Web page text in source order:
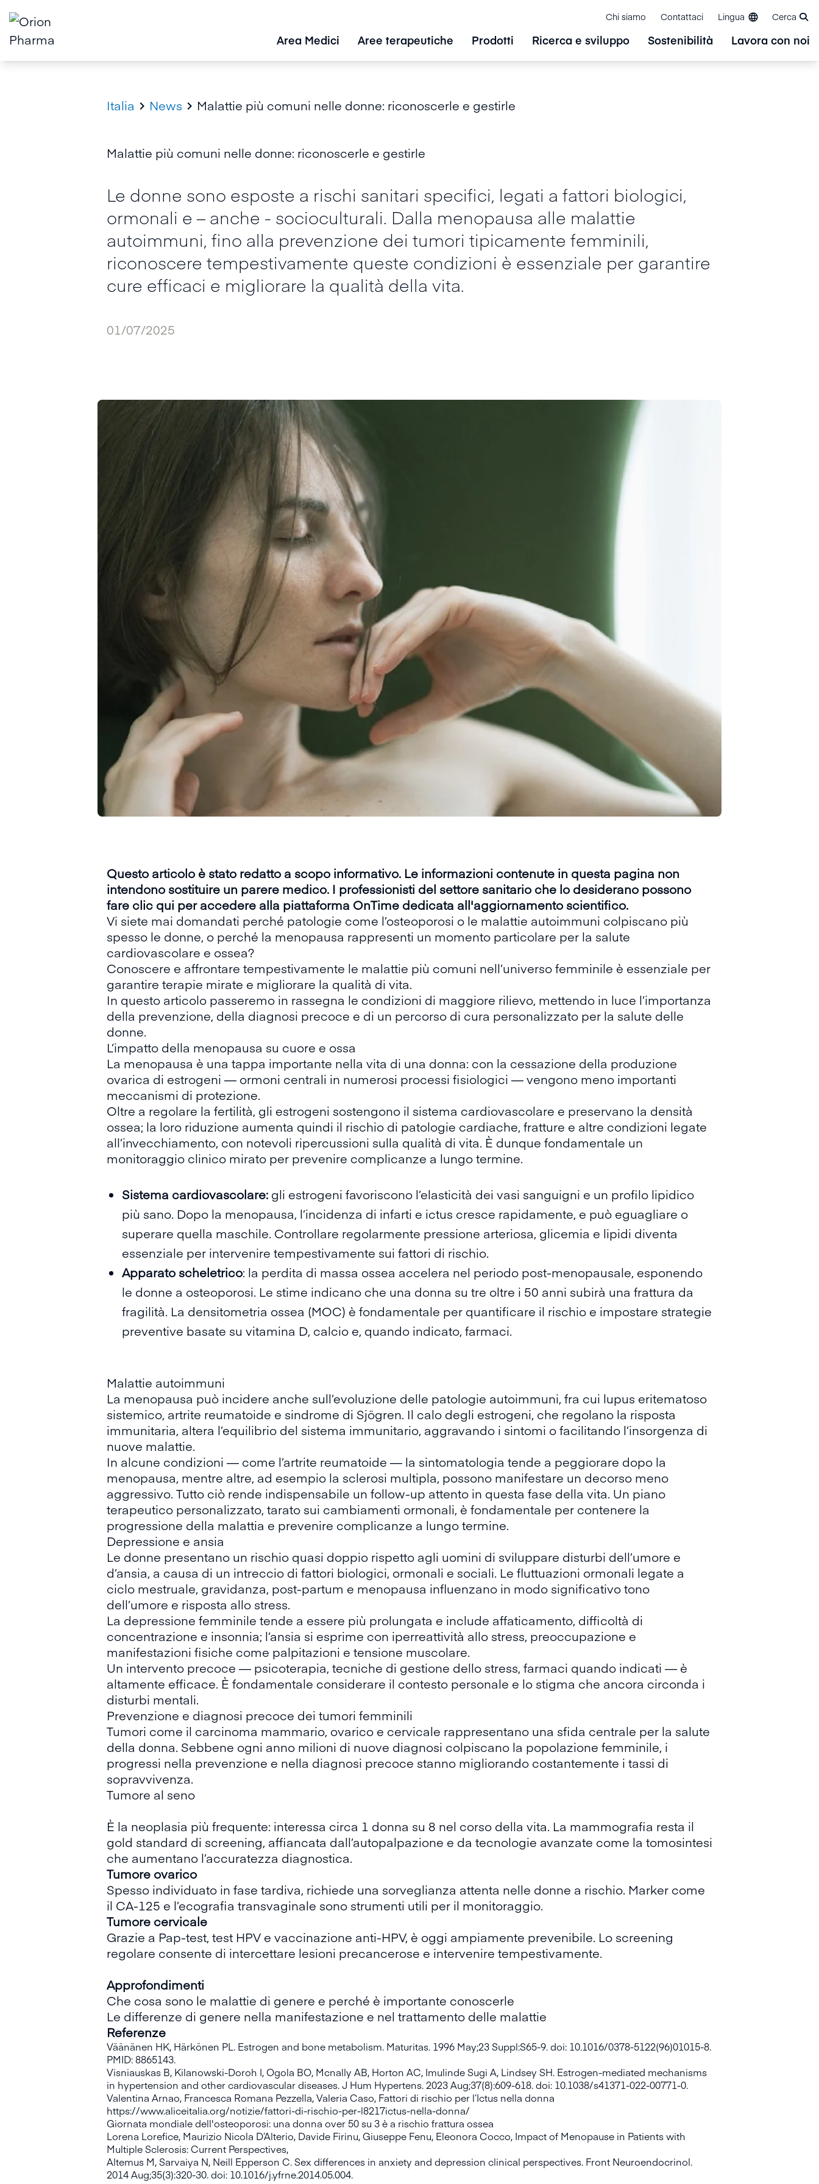
Chi siamo Contattaci Lingua Cerca
Area Medici Aree terapeutiche Prodotti Ricerca e sviluppo Sostenibilità Lavora con noi
Italia  News  Malattie più comuni nelle donne: riconoscerle e gestirle
Malattie più comuni nelle donne: riconoscerle e gestirle
Le donne sono esposte a rischi sanitari specifici, legati a fattori biologici,
ormonali e – anche - socioculturali. Dalla menopausa alle malattie
autoimmuni, fino alla prevenzione dei tumori tipicamente femminili,
riconoscere tempestivamente queste condizioni è essenziale per garantire
cure efficaci e migliorare la qualità della vita.
01/07/2025
Questo articolo è stato redatto a scopo informativo. Le informazioni contenute in questa pagina non
intendono sostituire un parere medico. I professionisti del settore sanitario che lo desiderano possono
fare clic qui per accedere alla piattaforma OnTime dedicata all'aggiornamento scientifico.
Vi siete mai domandati perché patologie come l’osteoporosi o le malattie autoimmuni colpiscano più
spesso le donne, o perché la menopausa rappresenti un momento particolare per la salute
cardiovascolare e ossea?
Conoscere e affrontare tempestivamente le malattie più comuni nell’universo femminile è essenziale per
garantire terapie mirate e migliorare la qualità di vita.
In questo articolo passeremo in rassegna le condizioni di maggiore rilievo, mettendo in luce l’importanza
della prevenzione, della diagnosi precoce e di un percorso di cura personalizzato per la salute delle
donne.
L’impatto della menopausa su cuore e ossa
La menopausa è una tappa importante nella vita di una donna: con la cessazione della produzione
ovarica di estrogeni — ormoni centrali in numerosi processi fisiologici — vengono meno importanti
meccanismi di protezione.
Oltre a regolare la fertilità, gli estrogeni sostengono il sistema cardiovascolare e preservano la densità
ossea; la loro riduzione aumenta quindi il rischio di patologie cardiache, fratture e altre condizioni legate
all’invecchiamento, con notevoli ripercussioni sulla qualità di vita. È dunque fondamentale un
monitoraggio clinico mirato per prevenire complicanze a lungo termine.
Sistema cardiovascolare: gli estrogeni favoriscono l’elasticità dei vasi sanguigni e un profilo lipidico
più sano. Dopo la menopausa, l’incidenza di infarti e ictus cresce rapidamente, e può eguagliare o
superare quella maschile. Controllare regolarmente pressione arteriosa, glicemia e lipidi diventa
essenziale per intervenire tempestivamente sui fattori di rischio.
Apparato scheletrico: la perdita di massa ossea accelera nel periodo post-menopausale, esponendo
le donne a osteoporosi. Le stime indicano che una donna su tre oltre i 50 anni subirà una frattura da
fragilità. La densitometria ossea (MOC) è fondamentale per quantificare il rischio e impostare strategie
preventive basate su vitamina D, calcio e, quando indicato, farmaci.
Malattie autoimmuni
La menopausa può incidere anche sull’evoluzione delle patologie autoimmuni, fra cui lupus eritematoso
sistemico, artrite reumatoide e sindrome di Sjögren. Il calo degli estrogeni, che regolano la risposta
immunitaria, altera l’equilibrio del sistema immunitario, aggravando i sintomi o facilitando l’insorgenza di
nuove malattie.
In alcune condizioni — come l’artrite reumatoide — la sintomatologia tende a peggiorare dopo la
menopausa, mentre altre, ad esempio la sclerosi multipla, possono manifestare un decorso meno
aggressivo. Tutto ciò rende indispensabile un follow-up attento in questa fase della vita. Un piano
terapeutico personalizzato, tarato sui cambiamenti ormonali, è fondamentale per contenere la
progressione della malattia e prevenire complicanze a lungo termine.
Depressione e ansia
Le donne presentano un rischio quasi doppio rispetto agli uomini di sviluppare disturbi dell’umore e
d’ansia, a causa di un intreccio di fattori biologici, ormonali e sociali. Le fluttuazioni ormonali legate a
ciclo mestruale, gravidanza, post-partum e menopausa influenzano in modo significativo tono
dell’umore e risposta allo stress.
La depressione femminile tende a essere più prolungata e include affaticamento, difficoltà di
concentrazione e insonnia; l’ansia si esprime con iperreattività allo stress, preoccupazione e
manifestazioni fisiche come palpitazioni e tensione muscolare.
Un intervento precoce — psicoterapia, tecniche di gestione dello stress, farmaci quando indicati — è
altamente efficace. È fondamentale considerare il contesto personale e lo stigma che ancora circonda i
disturbi mentali.
Prevenzione e diagnosi precoce dei tumori femminili
Tumori come il carcinoma mammario, ovarico e cervicale rappresentano una sfida centrale per la salute
della donna. Sebbene ogni anno milioni di nuove diagnosi colpiscano la popolazione femminile, i
progressi nella prevenzione e nella diagnosi precoce stanno migliorando costantemente i tassi di
sopravvivenza.
Tumore al seno
È la neoplasia più frequente: interessa circa 1 donna su 8 nel corso della vita. La mammografia resta il
gold standard di screening, affiancata dall’autopalpazione e da tecnologie avanzate come la tomosintesi
che aumentano l’accuratezza diagnostica.
Tumore ovarico
Spesso individuato in fase tardiva, richiede una sorveglianza attenta nelle donne a rischio. Marker come
il CA-125 e l’ecografia transvaginale sono strumenti utili per il monitoraggio.
Tumore cervicale
Grazie a Pap-test, test HPV e vaccinazione anti-HPV, è oggi ampiamente prevenibile. Lo screening
regolare consente di intercettare lesioni precancerose e intervenire tempestivamente.
Approfondimenti
Che cosa sono le malattie di genere e perché è importante conoscerle
Le differenze di genere nella manifestazione e nel trattamento delle malattie
Referenze
Väänänen HK, Härkönen PL. Estrogen and bone metabolism. Maturitas. 1996 May;23 Suppl:S65-9. doi: 10.1016/0378-5122(96)01015-8.
PMID: 8865143.
Visniauskas B, Kilanowski-Doroh I, Ogola BO, Mcnally AB, Horton AC, Imulinde Sugi A, Lindsey SH. Estrogen-mediated mechanisms
in hypertension and other cardiovascular diseases.J Hum Hypertens. 2023 Aug;37(8):609-618. doi: 10.1038/s41371-022-00771-0.
Valentina Arnao, Francesca Romana Pezzella, Valeria Caso, Fattori di rischio per l’Ictus nella donna
https://www.aliceitalia.org/notizie/fattori-di-rischio-per-l8217ictus-nella-donna/
Giornata mondiale dell'osteoporosi: una donna over 50 su 3 è a rischio frattura ossea
Lorena Lorefice, Maurizio Nicola D’Alterio, Davide Firinu, Giuseppe Fenu, Eleonora Cocco, Impact of Menopause in Patients with
Multiple Sclerosis: Current Perspectives,
Altemus M, Sarvaiya N, Neill Epperson C. Sex differences in anxiety and depression clinical perspectives. Front Neuroendocrinol.
2014 Aug;35(3):320-30. doi: 10.1016/j.yfrne.2014.05.004.